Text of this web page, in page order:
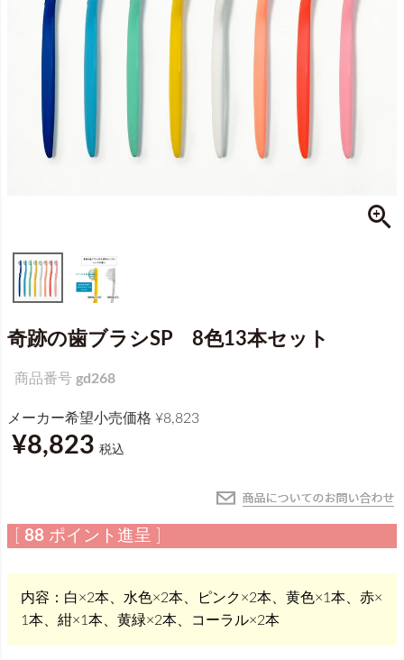
奇跡の歯ブラシSP 8色13本セット
商品番号 gd268
メーカー希望小売価格 ¥8,823
¥8,823 税込
88 ポイント進呈 ]
内容：白×2本、水色×2本、ピンク×2本、黄色×1本、赤×
1本、紺×1本、黄緑×2本、コーラル×2本